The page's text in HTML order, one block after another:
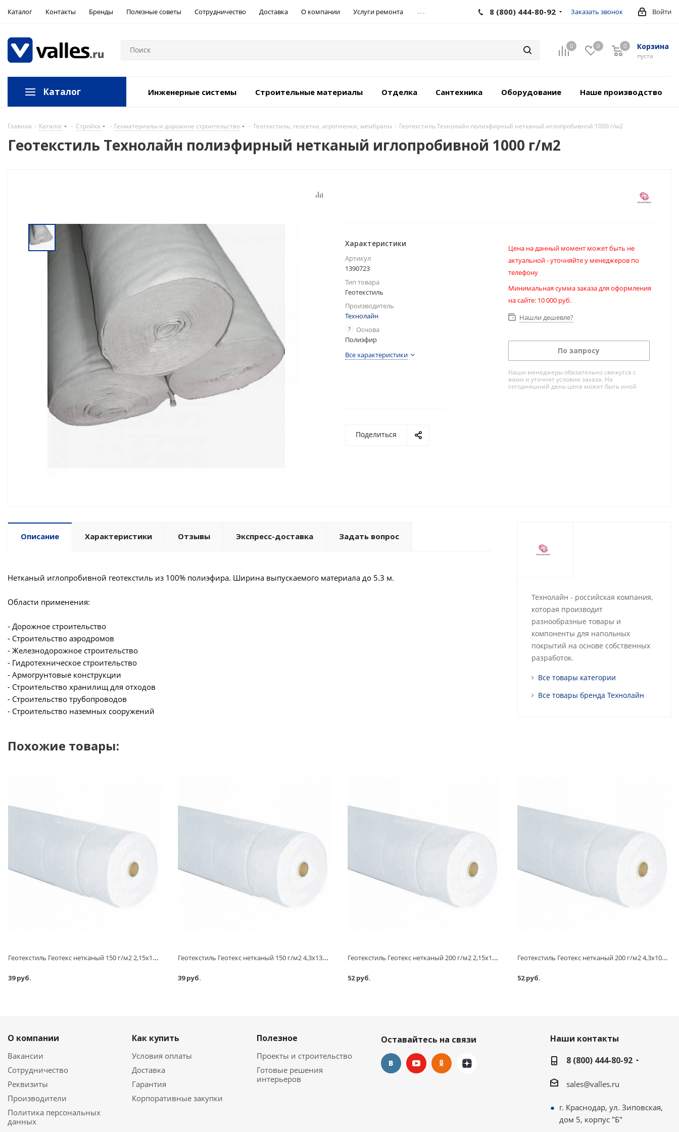
Каталог Контакты Бренды Полезные советы Сотрудничество Доставка О компании Услуги ремонта ... Войти
8 (800) 444-80-92 Заказать звонок
0 0 Корзина
пуста
0
Каталог Инженерные системы Строительные материалы Отделка Сантехника Оборудование Наше производство
Главная - Каталог - Стройка - Геоматериалы и дорожное строительство - Геотекстиль, геосетки, агропленки, мембраны - Геотекстиль Технолайн полиэфирный нетканый иглопробивной 1000 г/м2
Геотекстиль Технолайн полиэфирный нетканый иглопробивной 1000 г/м2
Характеристики
Артикул
1390723
Тип товара
Геотекстиль
Производитель
Технолайн
?
Основа
Полиэфир
Все характеристики
Цена на данный момент может быть не
актуальной - уточняйте у менеджеров по
телефону
Минимальная сумма заказа для оформления
на сайте: 10 000 руб.
Нашли дешевле?
По запросу
Наши менеджеры обязательно свяжутся с
вами и уточнят условия заказа. На
сегодняшний день цена может быть иной
Поделиться
Описание Характеристики Отзывы Экспресс-доставка Задать вопрос
Нетканый иглопробивной геотекстиль из 100% полиэфира. Ширина выпускаемого материала до 5.3 м.
Области применения:
- Дорожное строительство
- Строительство аэродромов
- Железнодорожное строительство
- Гидротехническое строительство
- Армогрунтовые конструкции
- Строительство хранилищ для отходов
- Строительство трубопроводов
- Строительство наземных сооружений
Технолайн - российская компания,
которая производит
разнообразные товары и
компоненты для напольных
покрытий на основе собственных
разработок.
Все товары категории
Все товары бренда Технолайн
Похожие товары:
Геотекстиль Геотекс нетканый 150 г/м2 2,15х130 м
39 руб.
Геотекстиль Геотекс нетканый 150 г/м2 4,3х130 м
39 руб.
Геотекстиль Геотекс нетканый 200 г/м2 2,15х110 м
52 руб.
Геотекстиль Геотекс нетканый 200 г/м2 4,3х100 м
52 руб.
О компании
Вакансии
Сотрудничество
Реквизиты
Производители
Политика персональных
данных
Как купить
Условия оплаты
Доставка
Гарантия
Корпоративные закупки
Полезное
Проекты и строительство
Готовые решения
интерьеров
Оставайтесь на связи
Наши контакты
8 (800) 444-80-92
sales@valles.ru
г. Краснодар, ул. Зиповская,
дом 5, корпус "Б"